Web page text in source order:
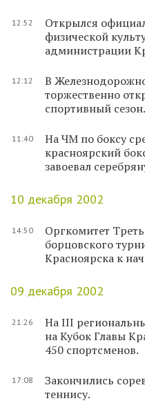
12:52
Открылся
физической
администрации
12:12
В
торжественно
спортивный сезон.
11:40
На ЧМ по боксу
красноярский
завоевал
10 декабря 2002
14:50
Оргкомитет
борцовского
Красноярска к
09 декабря 2002
21:26
На III
на Кубок Главы
450 спортсменов.
17:08
Закончились
теннису.